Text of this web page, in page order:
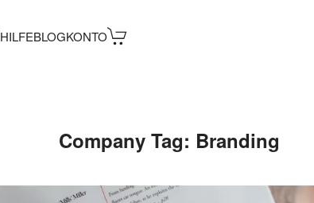
HILFEBLOGKONTO
Company Tag: Branding